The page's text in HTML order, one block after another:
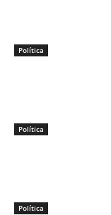
Política
Política
Política